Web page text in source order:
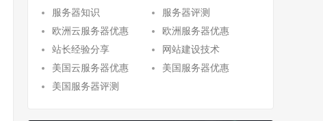
服务器知识
服务器评测
欧洲云服务器优惠
欧洲服务器优惠
站长经验分享
网站建设技术
美国云服务器优惠
美国服务器优惠
美国服务器评测